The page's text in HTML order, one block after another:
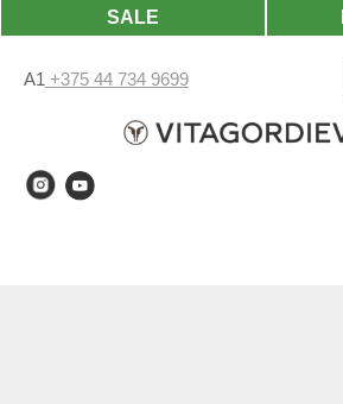
SALE
А1 +375 44 734 9699